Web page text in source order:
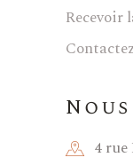
Recevoir
4